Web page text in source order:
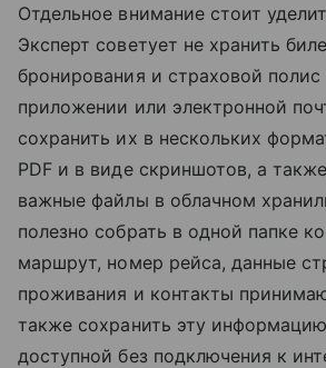
Отдельное внимание стоит
Эксперт советует не хранить
бронирования и страховой
приложении или электронной
сохранить их в нескольких
PDF и в виде скриншотов, а
важные файлы в облачном
полезно собрать в одной папке
маршрут, номер рейса, данные
проживания и контакты
также сохранить эту
доступной без подключения к